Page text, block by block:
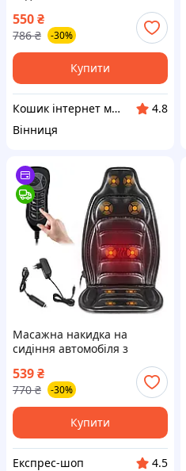
підігрівом JB-616B, Чорний /
Вібраційна масажер-
накладка на крісло
550₴
786 ₴ -30%
Купити
Кошик інтернет магазин
4.8
Вінниця
Масажна накидка на
сидіння автомобіля з
Вібраційна масажер-
накладка на крісло
539₴
770 ₴ -30%
Купити
Експрес-шоп
4.5